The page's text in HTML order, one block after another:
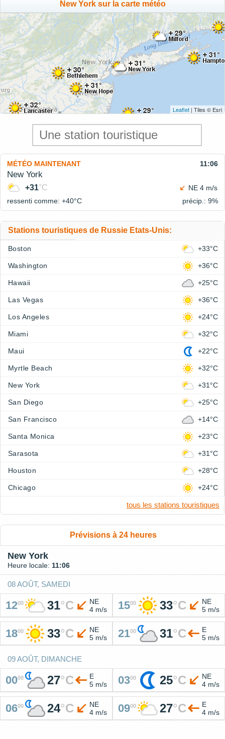
New York sur la carte météo
Leaflet | Tiles © Esri
MÉTÉO MAINTENANT 11:06
New York
+31°C
NE 4 m/s
ressenti comme: +40°C précip.: 9%
Stations touristiques de Russie Etats-Unis:
Boston +33°C
Washington +36°C
Hawaii +25°C
Las Vegas +36°C
Los Angeles +24°C
Miami +32°C
Maui +22°C
Myrtle Beach +32°C
New York +31°C
San Diego +25°C
San Francisco +14°C
Santa Monica +23°C
Sarasota +31°C
Houston +28°C
Chicago +24°C
tous les stations touristiques
Prévisions à 24 heures
New York
Heure locale: 11:06
08 AOÛT, SAMEDI
1200 31°C
NE
4 m/s
1500 33°C
NE
5 m/s
1800 33°C
NE
5 m/s
2100 31°C
E
5 m/s
09 AOÛT, DIMANCHE
0000 27°C
E
5 m/s
0300 25°C
NE
4 m/s
0600 24°C
NE
4 m/s
0900 27°C
E
4 m/s